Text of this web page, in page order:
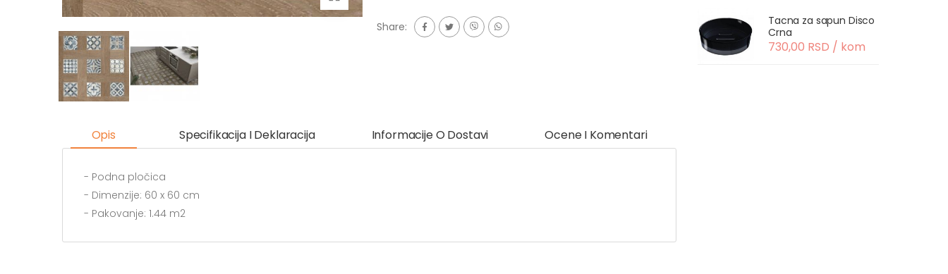
Share:
Opis Specifikacija I Deklaracija Informacije O Dostavi Ocene I Komentari
- Podna pločica
- Dimenzije: 60 x 60 cm
- Pakovanje: 1.44 m2
Tacna za sapun Disco
Crna
730,00 RSD / kom